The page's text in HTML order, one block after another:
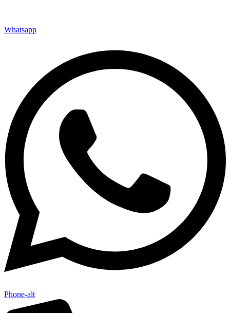
Whatsapp
Phone-alt